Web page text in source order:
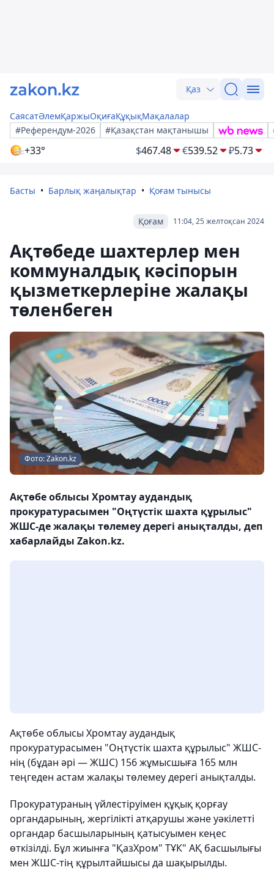
Қаз
СаясатӘлемҚаржыОқиғаҚұқықМақалалар
#Референдум-2026
#Қазақстан мақтанышы
+33° $467.48 €539.52 ₽5.73
Басты Барлық жаңалықтар Қоғам тынысы
11:04, 25 желтоқсан 2024
Қоғам
Ақтөбеде шахтерлер мен
коммуналдық кәсіпорын
қызметкерлеріне жалақы
төленбеген
Фото: Zakon.kz
Ақтөбе облысы Хромтау аудандық
прокуратурасымен "Оңтүстік шахта құрылыс"
ЖШС-де жалақы төлемеу дерегі анықталды, деп
хабарлайды Zakon.kz.
Ақтөбе облысы Хромтау аудандық
прокуратурасымен "Оңтүстік шахта құрылыс" ЖШС-
нің (бұдан әрі — ЖШС) 156 жұмысшыға 165 млн
теңгеден астам жалақы төлемеу дерегі анықталды.
Прокуратураның үйлестіруімен құқық қорғау
органдарының, жергілікті атқарушы және уәкілетті
органдар басшыларының қатысуымен кеңес
өткізілді. Бұл жиынға "ҚазХром" ТҰК" АҚ басшылығы
мен ЖШС-тің құрылтайшысы да шақырылды.